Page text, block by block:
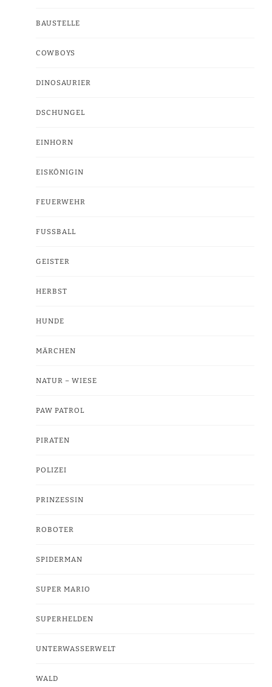
BAUSTELLE
COWBOYS
DINOSAURIER
DSCHUNGEL
EINHORN
EISKÖNIGIN
FEUERWEHR
FUSSBALL
GEISTER
HERBST
HUNDE
MÄRCHEN
NATUR – WIESE
PAW PATROL
PIRATEN
POLIZEI
PRINZESSIN
ROBOTER
SPIDERMAN
SUPER MARIO
SUPERHELDEN
UNTERWASSERWELT
WALD